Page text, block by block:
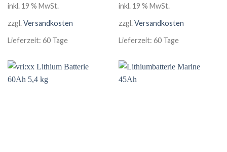
inkl. 19 % MwSt.
zzgl.Versandkosten
Lieferzeit: 60 Tage
inkl. 19 % MwSt.
zzgl.Versandkosten
Lieferzeit: 60 Tage